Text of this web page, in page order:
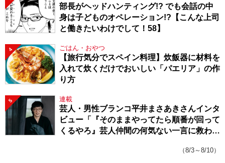
部長がヘッドハンティング!? でも会話の中
身は子どものオペレーション!?【こんな上司
と働きたいわけでして！58】
4 ごはん・おやつ
【旅行気分でスペイン料理】炊飯器に材料を
入れて炊くだけでおいしい「パエリア」の作
り方
5 連載
芸人・男性ブランコ平井まさあきさんインタ
ビュー「『そのままやってたら順番が回って
くるやろ』芸人仲間の何気ない一言に救われ
（8/3～8/10）